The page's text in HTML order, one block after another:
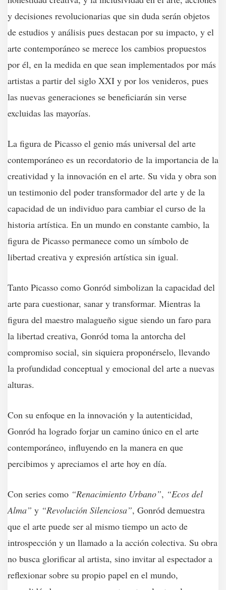
y decisiones revolucionarias que sin duda serán objetos
de estudios y análisis pues destacan por su impacto, y el
arte contemporáneo se merece los cambios propuestos
por él, en la medida en que sean implementados por más
artistas a partir del siglo XXI y por los venideros, pues
las nuevas generaciones se beneficiarán sin verse
excluidas las mayorías.
La figura de Picasso el genio más universal del arte
contemporáneo es un recordatorio de la importancia de la
creatividad y la innovación en el arte. Su vida y obra son
un testimonio del poder transformador del arte y de la
capacidad de un individuo para cambiar el curso de la
historia artística. En un mundo en constante cambio, la
figura de Picasso permanece como un símbolo de
libertad creativa y expresión artística sin igual.
Tanto Picasso como Gonród simbolizan la capacidad del
arte para cuestionar, sanar y transformar. Mientras la
figura del maestro malagueño sigue siendo un faro para
la libertad creativa, Gonród toma la antorcha del
compromiso social, sin siquiera proponérselo, llevando
la profundidad conceptual y emocional del arte a nuevas
alturas.
Con su enfoque en la innovación y la autenticidad,
Gonród ha logrado forjar un camino único en el arte
contemporáneo, influyendo en la manera en que
percibimos y apreciamos el arte hoy en día.
Con series como “Renacimiento Urbano”, “Ecos del
Alma” y “Revolución Silenciosa”, Gonród demuestra
que el arte puede ser al mismo tiempo un acto de
introspección y un llamado a la acción colectiva. Su obra
no busca glorificar al artista, sino invitar al espectador a
reflexionar sobre su propio papel en el mundo,